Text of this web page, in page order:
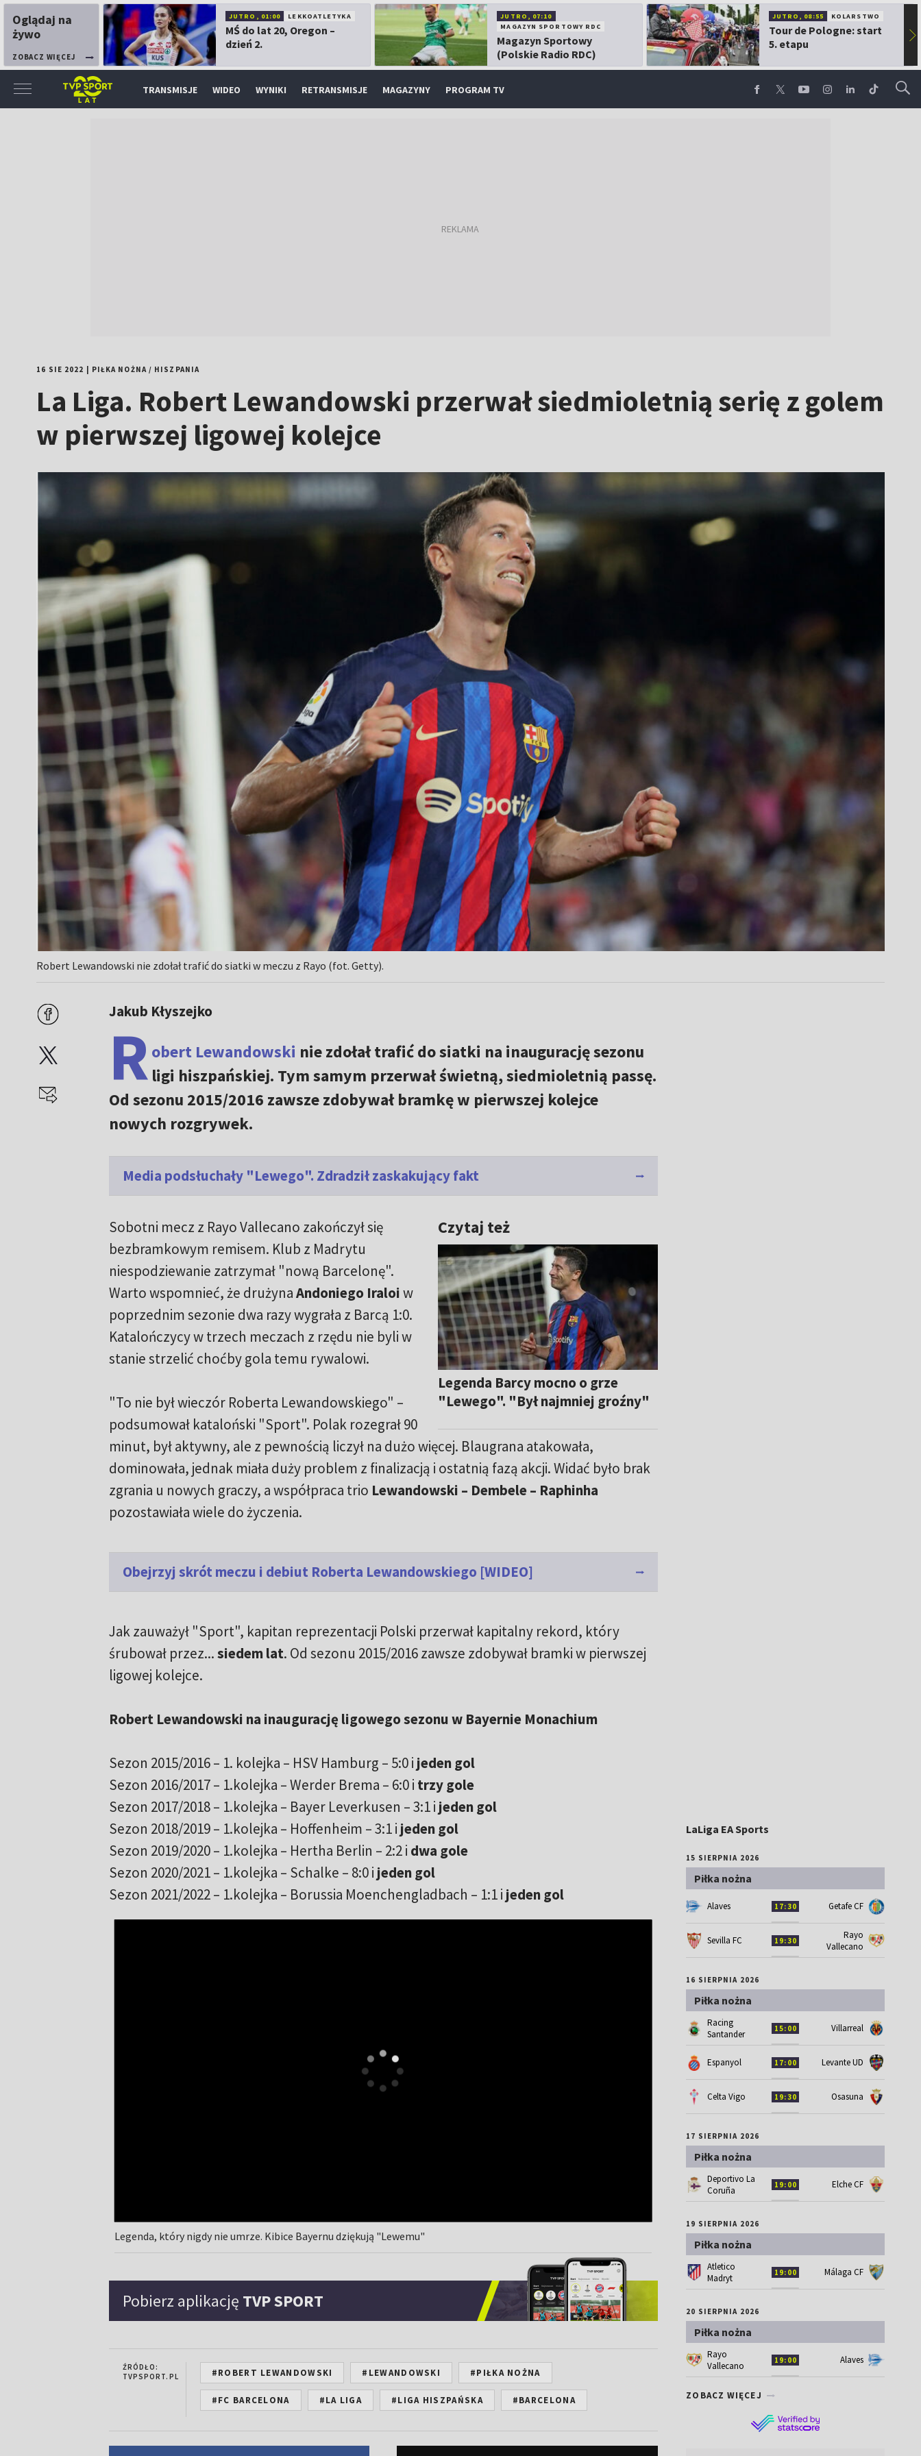
Oglądaj na
żywo
ZOBACZ WIĘCEJ
JUTRO, 01:00 LEKKOATLETYKA
MŚ do lat 20, Oregon –
dzień 2.
JUTRO, 07:10
MAGAZYN SPORTOWY RDC
Magazyn Sportowy
(Polskie Radio RDC)
JUTRO, 08:55 KOLARSTWO
Tour de Pologne: start
5. etapu
▶
TRANSMISJE WIDEO WYNIKI RETRANSMISJE MAGAZYNY PROGRAM TV
16 SIE 2022 PIŁKA NOŻNA/ HISZPANIA
La Liga. Robert Lewandowski przerwał siedmioletnią serię z golem
w pierwszej ligowej kolejce
Robert Lewandowski nie zdołał trafić do siatki w meczu z Rayo (fot. Getty).
Jakub Kłyszejko
Robert Lewandowski nie zdołał trafić do siatki na inaugurację sezonu
ligi hiszpańskiej. Tym samym przerwał świetną, siedmioletnią passę.
Od sezonu 2015/2016 zawsze zdobywał bramkę w pierwszej kolejce
nowych rozgrywek.
Media podsłuchały "Lewego". Zdradził zaskakujący fakt
Czytaj też
Legenda Barcy mocno o grze
"Lewego". "Był najmniej groźny"
Sobotni mecz z Rayo Vallecano zakończył się
bezbramkowym remisem. Klub z Madrytu
niespodziewanie zatrzymał "nową Barcelonę".
Warto wspomnieć, że drużynaAndoniego Iraloiw
poprzednim sezonie dwa razy wygrała z Barcą 1:0.
Katalończycy w trzech meczach z rzędu nie byli w
stanie strzelić choćby gola temu rywalowi.
"To nie był wieczór Roberta Lewandowskiego" –
podsumował kataloński "Sport". Polak rozegrał 90
minut, był aktywny, ale z pewnością liczył na dużo więcej. Blaugrana atakowała,
dominowała, jednak miała duży problem z finalizacją i ostatnią fazą akcji. Widać było brak
zgrania u nowych graczy, a współpraca trio Lewandowski – Dembele – Raphinha
pozostawiała wiele do życzenia.
Obejrzyj skrót meczu i debiut Roberta Lewandowskiego [WIDEO]
Jak zauważył "Sport", kapitan reprezentacji Polski przerwał kapitalny rekord, który
śrubował przez...siedem lat. Od sezonu 2015/2016 zawsze zdobywał bramki w pierwszej
ligowej kolejce.
Robert Lewandowski na inaugurację ligowego sezonu w Bayernie Monachium
Sezon 2015/2016 – 1. kolejka – HSV Hamburg – 5:0 i jeden gol
Sezon 2016/2017 – 1.kolejka – Werder Brema – 6:0 i trzy gole
Sezon 2017/2018 – 1.kolejka – Bayer Leverkusen – 3:1 i jeden gol
Sezon 2018/2019 – 1.kolejka – Hoffenheim – 3:1 i jeden gol
Sezon 2019/2020 – 1.kolejka – Hertha Berlin – 2:2 i dwa gole
Sezon 2020/2021 – 1.kolejka – Schalke – 8:0 i jeden gol
Sezon 2021/2022 – 1.kolejka – Borussia Moenchengladbach – 1:1 i jeden gol
Legenda, który nigdy nie umrze. Kibice Bayernu dziękują "Lewemu"
Pobierz aplikację TVP SPORT
ŹRÓDŁO:
TVPSPORT.PL
#ROBERT LEWANDOWSKI #LEWANDOWSKI #PIŁKA NOŻNA
#FC BARCELONA #LA LIGA #LIGA HISZPAŃSKA #BARCELONA
LaLiga EA Sports
15 SIERPNIA 2026
Piłka nożna
Alaves 17:30 Getafe CF
Sevilla FC 19:30
Rayo
Vallecano
16 SIERPNIA 2026
Piłka nożna
Racing
Santander
15:00 Villarreal
Espanyol 17:00 Levante UD
Celta Vigo 19:30 Osasuna
17 SIERPNIA 2026
Piłka nożna
Deportivo La
Coruña
19:00 Elche CF
19 SIERPNIA 2026
Piłka nożna
Atletico
Madryt
19:00 Málaga CF
20 SIERPNIA 2026
Piłka nożna
Rayo
Vallecano
19:00 Alaves
ZOBACZ WIĘCEJ